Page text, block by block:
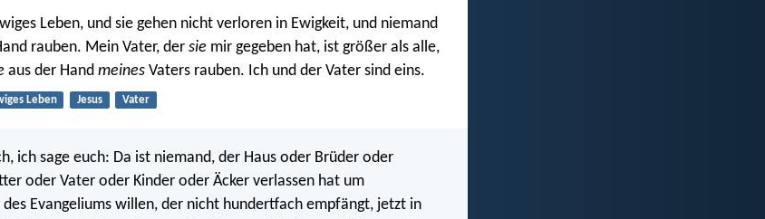
Leben, und sie gehen nicht verloren in Ewigkeit, und niemand
rauben. Mein Vater, der sie mir gegeben hat, ist größer als alle,
aus der Hand meines Vaters rauben. Ich und der Vater sind eins.
Leben Jesus Vater
ich sage euch: Da ist niemand, der Haus oder Brüder oder
oder Vater oder Kinder oder Äcker verlassen hat um
Evangeliums willen, der nicht hundertfach empfängt, jetzt in